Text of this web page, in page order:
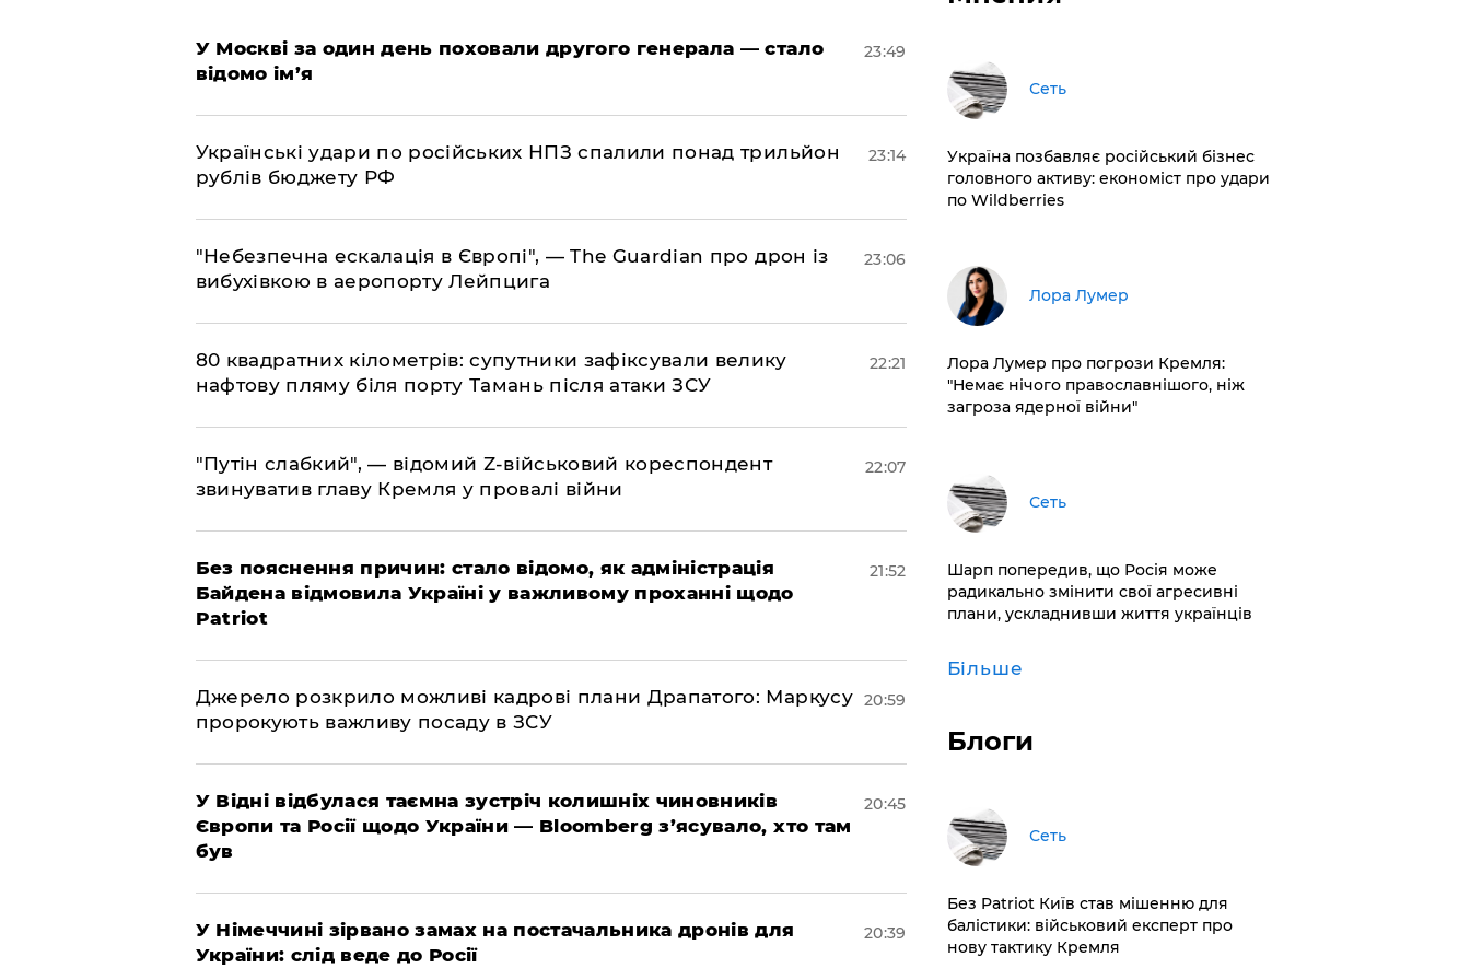
​У Москві за один день поховали другого генерала — стало
відомо ім’я
23:49
​Українські удари по російських НПЗ спалили понад трильйон
рублів бюджету РФ
23:14
​"Небезпечна ескалація в Європі", — The Guardian про дрон із
вибухівкою в аеропорту Лейпцига
23:06
​80 квадратних кілометрів: супутники зафіксували велику
нафтову пляму біля порту Тамань після атаки ЗСУ
22:21
"Путін слабкий", — відомий Z-військовий кореспондент
звинуватив главу Кремля у провалі війни
22:07
​Без пояснення причин: стало відомо, як адміністрація
Байдена відмовила Україні у важливому проханні щодо
Patriot
21:52
​Джерело розкрило можливі кадрові плани Драпатого: Маркусу
пророкують важливу посаду в ЗСУ
20:59
​У Відні відбулася таємна зустріч колишніх чиновників
Європи та Росії щодо України — Bloomberg з’ясувало, хто там
був
20:45
​У Німеччині зірвано замах на постачальника дронів для
України: слід веде до Росії
20:39
Сеть
​Україна позбавляє російський бізнес
головного активу: економіст про удари
по Wildberries
​Лора Лумер
Лора Лумер про погрози Кремля:
"Немає нічого православнішого, ніж
загроза ядерної війни"
Сеть
​Шарп попередив, що Росія може
радикально змінити свої агресивні
плани, ускладнивши життя українців
Більше
Блоги
Сеть
​Без Patriot Київ став мішенню для
балістики: військовий експерт про
нову тактику Кремля